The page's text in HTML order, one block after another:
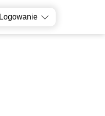
Logowanie